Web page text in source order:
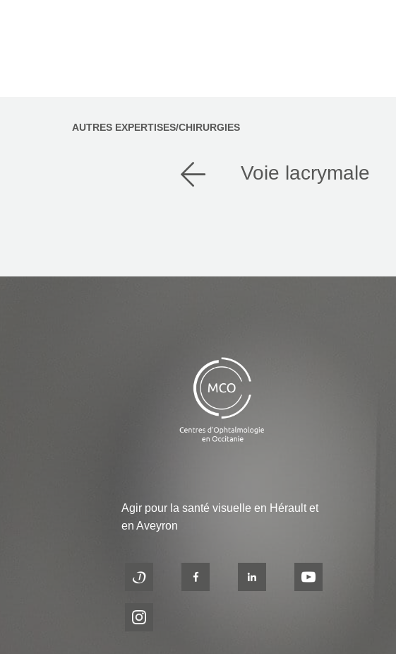
AUTRES EXPERTISES/CHIRURGIES
Voie lacrymale
Agir pour la santé visuelle en Hérault et
en Aveyron